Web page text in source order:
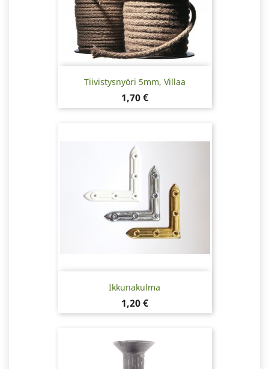
Tiivistysnyöri 5mm, Villaa
Hinta
1,70 €
Ikkunakulma
Hinta
1,20 €